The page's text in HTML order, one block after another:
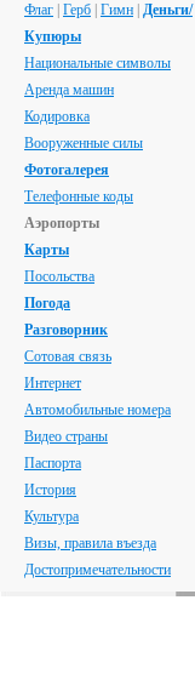
Флаг Герб Гимн Деньги/
Купюры
Национальные символы
Аренда машин
Кодировка
Вооруженные силы
Фотогалерея
Телефонные коды
Аэропорты
Карты
Посольства
Погода
Разговорник
Сотовая связь
Интернет
Автомобильные номера
Видео страны
Паспорта
История
Культура
Визы, правила въезда
Достопримечательности